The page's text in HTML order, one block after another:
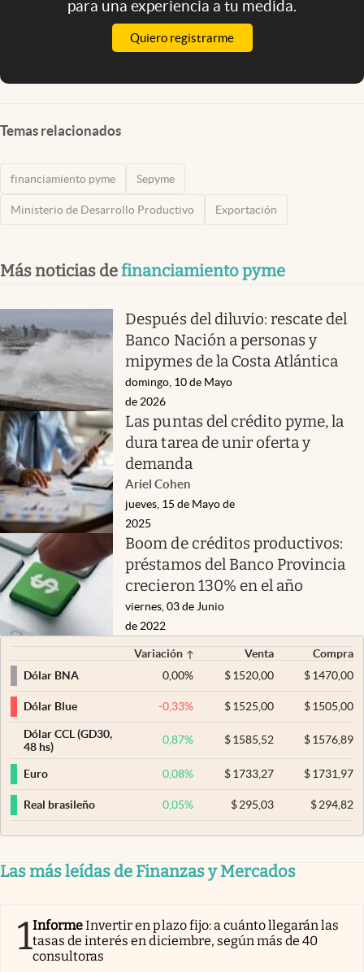
para una experiencia a tu medida.
Quiero registrarme
Temas relacionados
financiamiento pyme Sepyme
Ministerio de Desarrollo Productivo Exportación
Más noticias definanciamiento pyme
Después del diluvio: rescate del
Banco Nación a personas y
mipymes de la Costa Atlántica
domingo, 10 de Mayo
de 2026
Las puntas del crédito pyme, la
dura tarea de unir oferta y
demanda
Ariel Cohen
jueves, 15 de Mayo de
2025
Boom de créditos productivos:
préstamos del Banco Provincia
crecieron 130% en el año
viernes, 03 de Junio
de 2022
Variación Venta
Compra
Dólar BNA
0,00% $ 1520,00 $1470,00
Dólar Blue -0,33% $ 1525,00 $1505,00
Dólar CCL (GD30,
48 hs)
0,87% $ 1585,52 $1576,89
Euro 0,08% $ 1733,27 $1731,97
Real brasileño 0,05% $ 295,03 $294,82
Las más leídas de Finanzas y Mercados
1InformeInvertir en plazo fijo: a cuánto llegarán las
tasas de interés en diciembre, según más de 40
consultoras